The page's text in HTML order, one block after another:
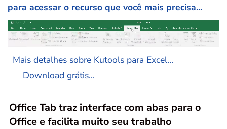
para acessar o recurso que você mais precisa...
Mais detalhes sobre Kutools para Excel...
Download grátis...
Office Tab traz interface com abas para o
Office e facilita muito seu trabalho